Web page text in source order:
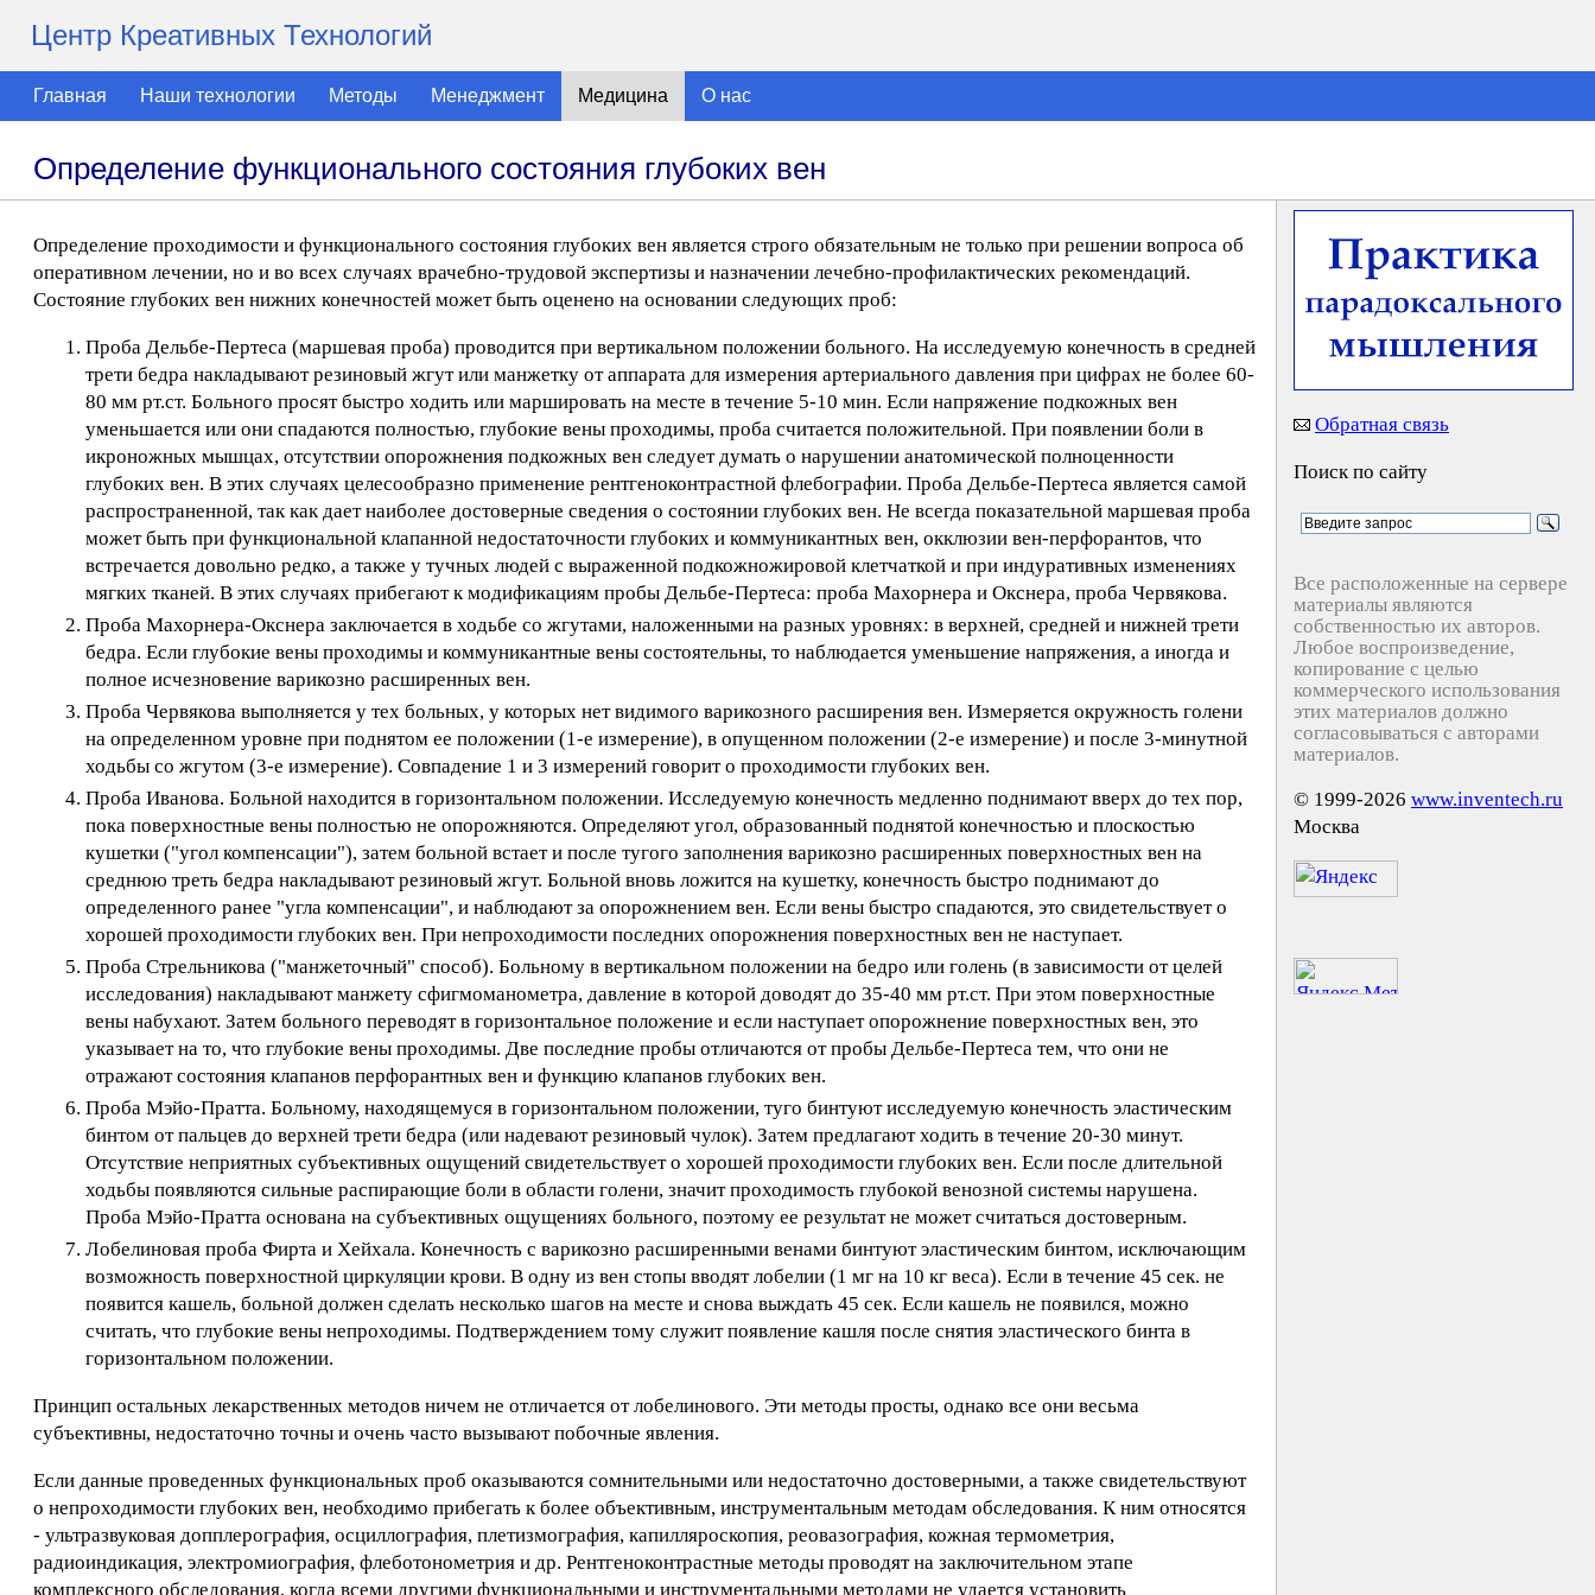
Центр Креативных Технологий
Главная Наши технологии Методы Менеджмент Медицина О нас
Определение функционального состояния глубоких вен
Определение проходимости и функционального состояния глубоких вен является строго обязательным не только при решении вопроса об
оперативном лечении, но и во всех случаях врачебно-трудовой экспертизы и назначении лечебно-профилактических рекомендаций.
Состояние глубоких вен нижних конечностей может быть оценено на основании следующих проб:
Проба Дельбе-Пертеса (маршевая проба) проводится при вертикальном положении больного. На исследуемую конечность в средней
трети бедра накладывают резиновый жгут или манжетку от аппарата для измерения артериального давления при цифрах не более 60-
80 мм рт.ст. Больного просят быстро ходить или маршировать на месте в течение 5-10 мин. Если напряжение подкожных вен
уменьшается или они спадаются полностью, глубокие вены проходимы, проба считается положительной. При появлении боли в
икроножных мышцах, отсутствии опорожнения подкожных вен следует думать о нарушении анатомической полноценности
глубоких вен. В этих случаях целесообразно применение рентгеноконтрастной флебографии. Проба Дельбе-Пертеса является самой
распространенной, так как дает наиболее достоверные сведения о состоянии глубоких вен. Не всегда показательной маршевая проба
может быть при функциональной клапанной недостаточности глубоких и коммуникантных вен, окклюзии вен-перфорантов, что
встречается довольно редко, а также у тучных людей с выраженной подкожножировой клетчаткой и при индуративных изменениях
мягких тканей. В этих случаях прибегают к модификациям пробы Дельбе-Пертеса: проба Махорнера и Окснера, проба Червякова.
Проба Махорнера-Окснера заключается в ходьбе со жгутами, наложенными на разных уровнях: в верхней, средней и нижней трети
бедра. Если глубокие вены проходимы и коммуникантные вены состоятельны, то наблюдается уменьшение напряжения, а иногда и
полное исчезновение варикозно расширенных вен.
Проба Червякова выполняется у тех больных, у которых нет видимого варикозного расширения вен. Измеряется окружность голени
на определенном уровне при поднятом ее положении (1-е измерение), в опущенном положении (2-е измерение) и после 3-минутной
ходьбы со жгутом (3-е измерение). Совпадение 1 и 3 измерений говорит о проходимости глубоких вен.
Проба Иванова. Больной находится в горизонтальном положении. Исследуемую конечность медленно поднимают вверх до тех пор,
пока поверхностные вены полностью не опорожняются. Определяют угол, образованный поднятой конечностью и плоскостью
кушетки ("угол компенсации"), затем больной встает и после тугого заполнения варикозно расширенных поверхностных вен на
среднюю треть бедра накладывают резиновый жгут. Больной вновь ложится на кушетку, конечность быстро поднимают до
определенного ранее "угла компенсации", и наблюдают за опорожнением вен. Если вены быстро спадаются, это свидетельствует о
хорошей проходимости глубоких вен. При непроходимости последних опорожнения поверхностных вен не наступает.
Проба Стрельникова ("манжеточный" способ). Больному в вертикальном положении на бедро или голень (в зависимости от целей
исследования) накладывают манжету сфигмоманометра, давление в которой доводят до 35-40 мм рт.ст. При этом поверхностные
вены набухают. Затем больного переводят в горизонтальное положение и если наступает опорожнение поверхностных вен, это
указывает на то, что глубокие вены проходимы. Две последние пробы отличаются от пробы Дельбе-Пертеса тем, что они не
отражают состояния клапанов перфорантных вен и функцию клапанов глубоких вен.
Проба Мэйо-Пратта. Больному, находящемуся в горизонтальном положении, туго бинтуют исследуемую конечность эластическим
бинтом от пальцев до верхней трети бедра (или надевают резиновый чулок). Затем предлагают ходить в течение 20-30 минут.
Отсутствие неприятных субъективных ощущений свидетельствует о хорошей проходимости глубоких вен. Если после длительной
ходьбы появляются сильные распирающие боли в области голени, значит проходимость глубокой венозной системы нарушена.
Проба Мэйо-Пратта основана на субъективных ощущениях больного, поэтому ее результат не может считаться достоверным.
Лобелиновая проба Фирта и Хейхала. Конечность с варикозно расширенными венами бинтуют эластическим бинтом, исключающим
возможность поверхностной циркуляции крови. В одну из вен стопы вводят лобелии (1 мг на 10 кг веса). Если в течение 45 сек. не
появится кашель, больной должен сделать несколько шагов на месте и снова выждать 45 сек. Если кашель не появился, можно
считать, что глубокие вены непроходимы. Подтверждением тому служит появление кашля после снятия эластического бинта в
горизонтальном положении.
Принцип остальных лекарственных методов ничем не отличается от лобелинового. Эти методы просты, однако все они весьма
субъективны, недостаточно точны и очень часто вызывают побочные явления.
Если данные проведенных функциональных проб оказываются сомнительными или недостаточно достоверными, а также свидетельствуют
о непроходимости глубоких вен, необходимо прибегать к более объективным, инструментальным методам обследования. К ним относятся
- ультразвуковая допплерография, осциллография, плетизмография, капилляроскопия, реовазография, кожная термометрия,
радиоиндикация, электромиография, флеботонометрия и др. Рентгеноконтрастные методы проводят на заключительном этапе
комплексного обследования, когда всеми другими функциональными и инструментальными методами не удается установить
Обратная связь
Поиск по сайту
Все расположенные на сервере
материалы являются
собственностью их авторов.
Любое воспроизведение,
копирование с целью
коммерческого использования
этих материалов должно
согласовываться с авторами
материалов.
© 1999-2026 www.inventech.ru
Москва